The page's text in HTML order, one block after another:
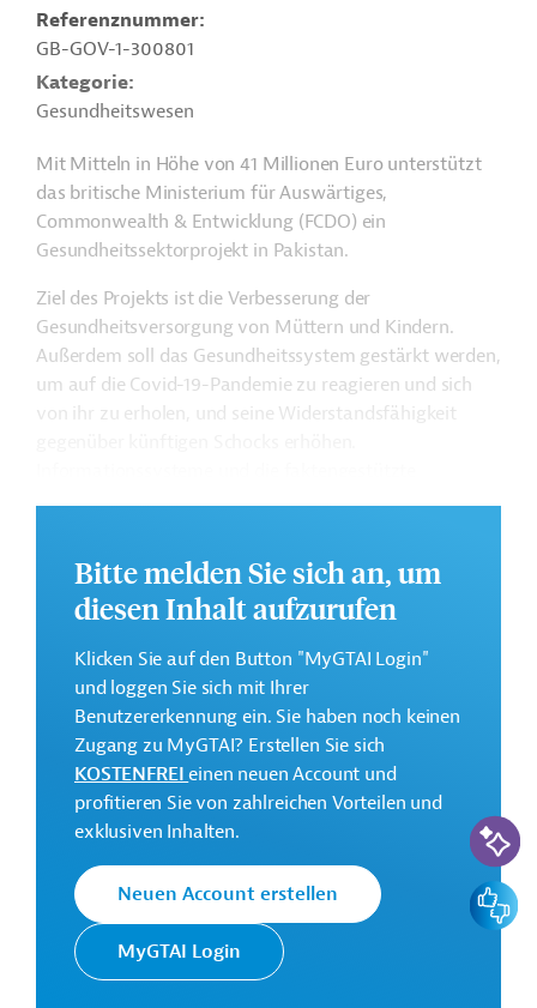
Referenznummer
GB-GOV-1-300801
Kategorie
Gesundheitswesen
Mit Mitteln in Höhe von 41 Millionen Euro unterstützt
das britische Ministerium für Auswärtiges,
Commonwealth & Entwicklung (FCDO) ein
Gesundheitssektorprojekt in Pakistan.
Ziel des Projekts ist die Verbesserung der
Gesundheitsversorgung von Müttern und Kindern.
Außerdem soll das Gesundheitssystem gestärkt werden,
um auf die Covid-19-Pandemie zu reagieren und sich
von ihr zu erholen, und seine Widerstandsfähigkeit
Entscheidungsfindung im Gesundheitssektor sollen
Gesundheitsversorgung unterstützt werden; auch für
benachteiligte Bevölkerungsgruppen.
Januar 2027.
Weitere Informationen zu dem Entwicklungsprojekt
finden Sie auf derWebseite des FCDO
.
Geberbeitrag:
41 Millionen Euro (35 Millionen Pfund)
Kontaktadresse
Das FCDO entstand 2020 aus
Bitte melden Sie sich an, um
diesen Inhalt aufzurufen
Klicken Sie auf den Button "MyGTAI Login"
und loggen Sie sich mit Ihrer
Benutzererkennung ein. Sie haben noch keinen
Zugang zu MyGTAI? Erstellen Sie sich
KOSTENFREIeinen neuen Account und
profitieren Sie von zahlreichen Vorteilen und
exklusiven Inhalten.
Neuen Account erstellen
MyGTAI Login
KI-